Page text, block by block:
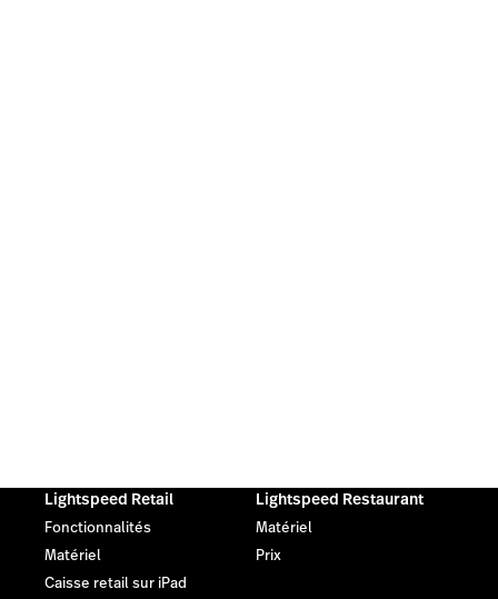
Lightspeed Retail
Fonctionnalités
Matériel
Caisse retail sur iPad
Lightspeed Restaurant
Matériel
Prix